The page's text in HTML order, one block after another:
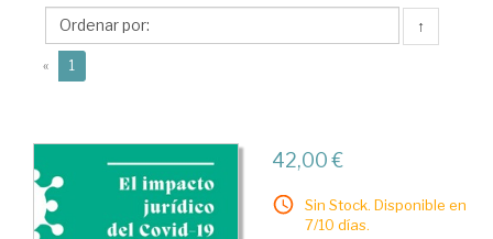
Mª
del
↑
« 1
42,00 €
Sin Stock. Disponible en
7/10 días.